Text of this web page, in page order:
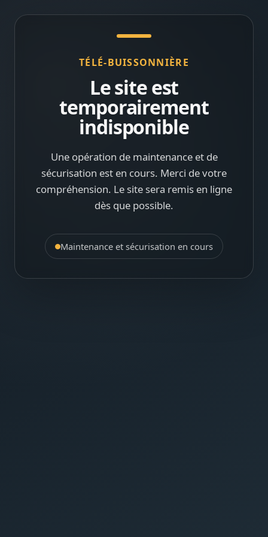
TÉLÉ-BUISSONNIÈRE
Le site est
temporairement
indisponible
Une opération de maintenance et de
sécurisation est en cours. Merci de votre
compréhension. Le site sera remis en ligne
dès que possible.
Maintenance et sécurisation en cours